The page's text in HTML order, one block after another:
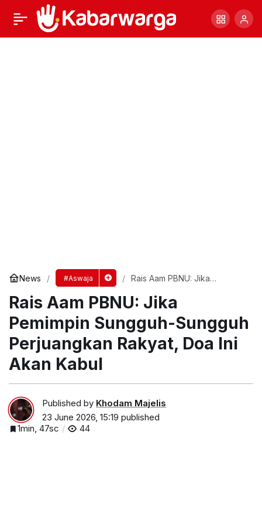
News #Aswaja
Rais Aam PBNU: Jika
Perjuangkan Rakyat, Doa Ini
Akan Kabul
Rais Aam PBNU: Jika
Pemimpin Sungguh-Sungguh
Perjuangkan Rakyat, Doa Ini
Akan Kabul
Published by Khodam Majelis
23 June 2026, 15:19 published
1min, 47sc
44